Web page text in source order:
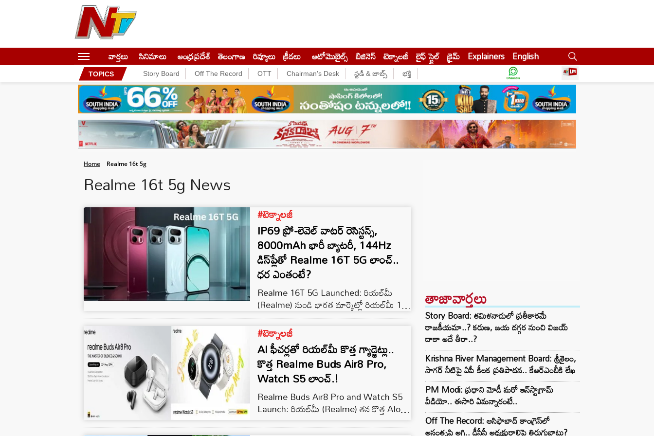
వార్తలు సినిమాలు ఆంధ్రప్రదేశ్ తెలంగాణ రివ్యూలు క్రీడలు ఆటోమొబైల్స్ బిజినెస్‌ టెక్నాలజీ లైఫ్ స్టైల్ క్రైమ్ Explainers English
TOPICS Story Board Off The Record OTT Chairman's Desk స్టడీ & జాబ్స్ భక్తి
Home Realme 16t 5g
Realme 16t 5g News
#టెక్నాలజీ
IP69 ప్రో-లెవెల్ వాటర్ రెసిస్టన్స్,
8000mAh భారీ బ్యాటరీ, 144Hz
డిస్‌ప్లేతో Realme 16T 5G లాంచ్..
ధర ఎంతంటే?
Realme 16T 5G Launched: రియల్‌మీ
(Realme) నుండి భారత మార్కెట్లో రియల్‌మీ 16T
5G (Realme 16T 5G)ను లాంచ్ చేసింది. ఈ
ఫోన్ “All-Star Battery. Superstar
Portraits” అనే ట్యాగ్‌లైన్‌తో మార్కెట్లోకి
అడుగుపెట్టింది. ఈ స్మార్ట్ ఫోన్ “Gleaming
Wings Design” తో రూపొందించబడింది. వెనుక
భాగంలో లైట్ పడినప్పుడు కలర్ షేడ్స్ మారుతూ
కనిపించే ప్రత్యేక డిజైన్ ఈ ఫోన్‌కు స్టైలిష్ లుక్‌ను
ఇస్తుంది. ఈ ఫోన్‌కు IP69 ప్రో-లెవెల్ వాటర్…
#టెక్నాలజీ
AI ఫీచర్లతో రియల్‌మీ కొత్త గ్యాడ్జెట్లు..
కొత్త Realme Buds Air8 Pro,
Watch S5 లాంచ్.!
Realme Buds Air8 Pro and Watch S5
Launch: రియల్‌మీ (Realme) తన కొత్త AIoT
తాజావార్తలు
Story Board: తమిళనాడులో ప్రతీకారమే
రాజకీయమా..? కరుణ, జయ దగ్గర నుంచి విజయ్
దాకా అదే తీరా..?
Krishna River Management Board: శ్రీశైలం,
సాగర్ నీటిపై ఏపీ కీలక ప్రతిపాదన.. కేఆర్ఎంబీకి లేఖ
PM Modi: ప్రధాని మోడీ మరో ఇన్‌స్టాగ్రామ్
వీడియో.. ఈసారి ఏమన్నారంటే..
Off The Record: ఆసిఫాబాద్ కాంగ్రెస్‌లో
అసంతృప్తి అగ్గి.. డీసీసీ అధ్యక్షురాలిపై తిరుగుబాటు?